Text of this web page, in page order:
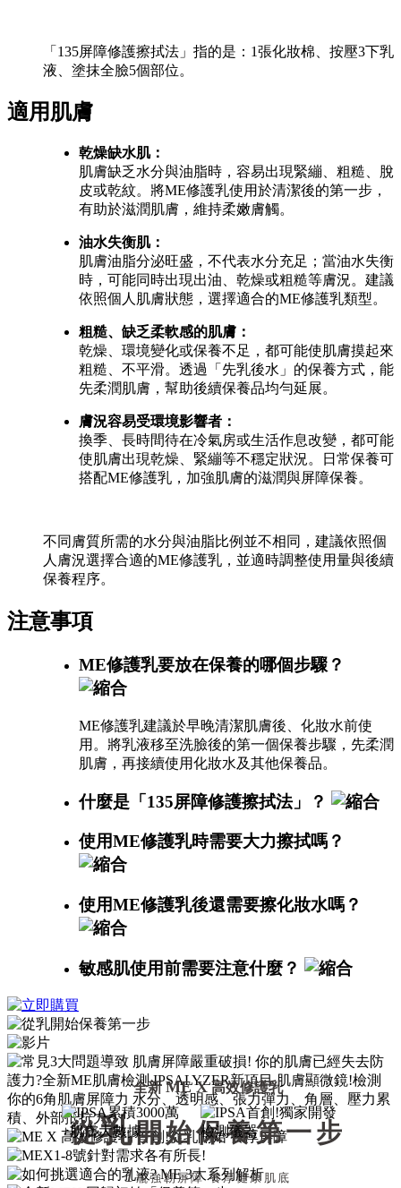
「135屏障修護擦拭法」指的是：1張化妝棉、按壓3下乳
液、塗抹全臉5個部位。
適用肌膚
乾燥缺水肌：
肌膚缺乏水分與油脂時，容易出現緊繃、粗糙、脫
皮或乾紋。將ME修護乳使用於清潔後的第一步，
有助於滋潤肌膚，維持柔嫩膚觸。
油水失衡肌：
肌膚油脂分泌旺盛，不代表水分充足；當油水失衡
時，可能同時出現出油、乾燥或粗糙等膚況。建議
依照個人肌膚狀態，選擇適合的ME修護乳類型。
粗糙、缺乏柔軟感的肌膚：
乾燥、環境變化或保養不足，都可能使肌膚摸起來
粗糙、不平滑。透過「先乳後水」的保養方式，能
先柔潤肌膚，幫助後續保養品均勻延展。
膚況容易受環境影響者：
換季、長時間待在冷氣房或生活作息改變，都可能
使肌膚出現乾燥、緊繃等不穩定狀況。日常保養可
搭配ME修護乳，加強肌膚的滋潤與屏障保養。
不同膚質所需的水分與油脂比例並不相同，建議依照個
人膚況選擇合適的ME修護乳，並適時調整使用量與後續
保養程序。
注意事項
ME修護乳要放在保養的哪個步驟？
ME修護乳建議於早晚清潔肌膚後、化妝水前使
用。將乳液移至洗臉後的第一個保養步驟，先柔潤
肌膚，再接續使用化妝水及其他保養品。
什麼是「135屏障修護擦拭法」？
使用ME修護乳時需要大力擦拭嗎？
使用ME修護乳後還需要擦化妝水嗎？
敏感肌使用前需要注意什麼？
全新 ME X高效修護乳
從乳開始保養第一步
1瓶強韌屏障 養厚健康肌底